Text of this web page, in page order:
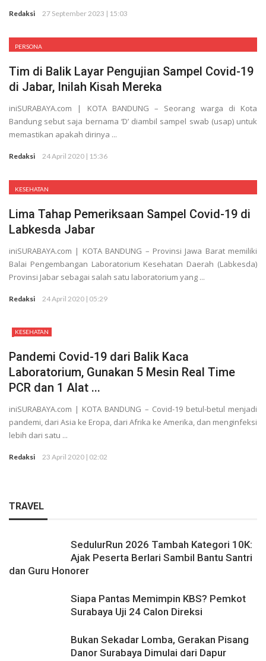
Rekaman
Redaksi 27 September 2023 | 15:03
PERSONA
Tim di Balik Layar Pengujian Sampel Covid-19
di Jabar, Inilah Kisah Mereka
iniSURABAYA.com | KOTA BANDUNG – Seorang warga di Kota
Bandung sebut saja bernama ‘D’ diambil sampel swab (usap) untuk
memastikan apakah dirinya ...
Redaksi 24 April 2020 | 15:36
KESEHATAN
Lima Tahap Pemeriksaan Sampel Covid-19 di
Labkesda Jabar
iniSURABAYA.com | KOTA BANDUNG – Provinsi Jawa Barat memiliki
Balai Pengembangan Laboratorium Kesehatan Daerah (Labkesda)
Provinsi Jabar sebagai salah satu laboratorium yang ...
Redaksi 24 April 2020 | 05:29
KESEHATAN
Pandemi Covid-19 dari Balik Kaca
Laboratorium, Gunakan 5 Mesin Real Time
PCR dan 1 Alat ...
iniSURABAYA.com | KOTA BANDUNG – Covid-19 betul-betul menjadi
pandemi, dari Asia ke Eropa, dari Afrika ke Amerika, dan menginfeksi
lebih dari satu ...
Redaksi 23 April 2020 | 02:02
TRAVEL
SedulurRun 2026 Tambah Kategori 10K:
Ajak Peserta Berlari Sambil Bantu Santri
dan Guru Honorer
Siapa Pantas Memimpin KBS? Pemkot
Surabaya Uji 24 Calon Direksi
Bukan Sekadar Lomba, Gerakan Pisang
Danor Surabaya Dimulai dari Dapur